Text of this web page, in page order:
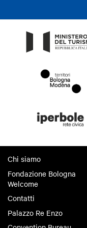
Chi siamo
Fondazione Bologna
Welcome
Contatti
Palazzo Re Enzo